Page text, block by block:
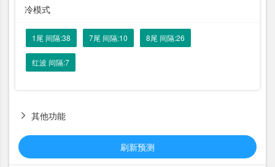
冷模式
1尾 间隔:38 7尾 间隔:10 8尾 间隔:26
红波 间隔:7
其他功能

刷新预测